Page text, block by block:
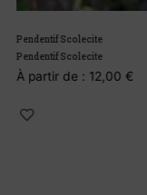
Pendentif Scolecite
Pendentif Scolecite
À partir de : 12,00 €